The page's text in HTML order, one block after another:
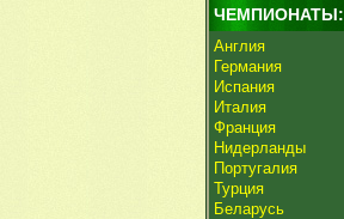
ЧЕМПИОНАТЫ:
Англия
Германия
Испания
Италия
Франция
Нидерланды
Португалия
Турция
Беларусь